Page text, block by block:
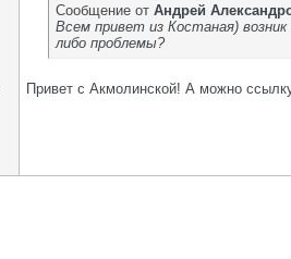
Сообщение от Андрей
Всем привет из Костаная)
либо проблемы?
Привет с Акмолинской! А можно